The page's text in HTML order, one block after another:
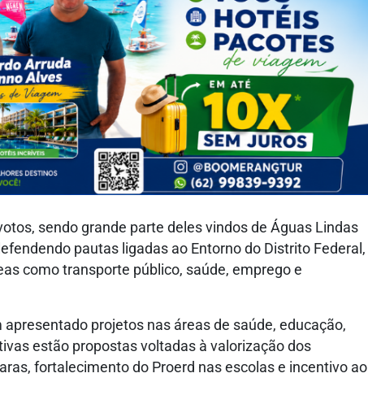
sendo grande parte deles vindos de Águas Lindas
pautas ligadas ao Entorno do Distrito Federal,
como transporte público, saúde, emprego e
projetos nas áreas de saúde, educação,
estão propostas voltadas à valorização dos
fortalecimento do Proerd nas escolas e incentivo ao